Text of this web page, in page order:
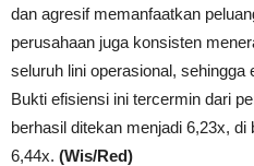
dan agresif memanfaatkan
perusahaan juga konsisten
seluruh lini operasional, sehingga
Bukti efisiensi ini tercermin dari
berhasil ditekan menjadi 6,23x,
6,44x. (Wis/Red)